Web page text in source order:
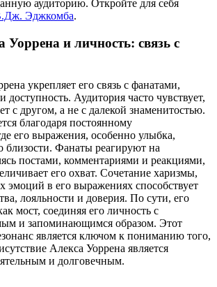
аудиторию. Откройте для себя
Эджкомба.
и личность: связь с
укрепляет его связь с фанатами,
доступность. Аудитория часто чувствует,
с другом, а не с далекой знаменитостью.
благодаря постоянному
его выражения, особенно улыбка,
близости. Фанаты реагируют на
постами, комментариями и реакциями,
его охват. Сочетание харизмы,
эмоций в его выражениях способствует
лояльности и доверия. По сути, его
мост, соединяя его личность с
и запоминающимся образом. Этот
является ключом к пониманию того,
Алекса Уоррена является
и долговечным.